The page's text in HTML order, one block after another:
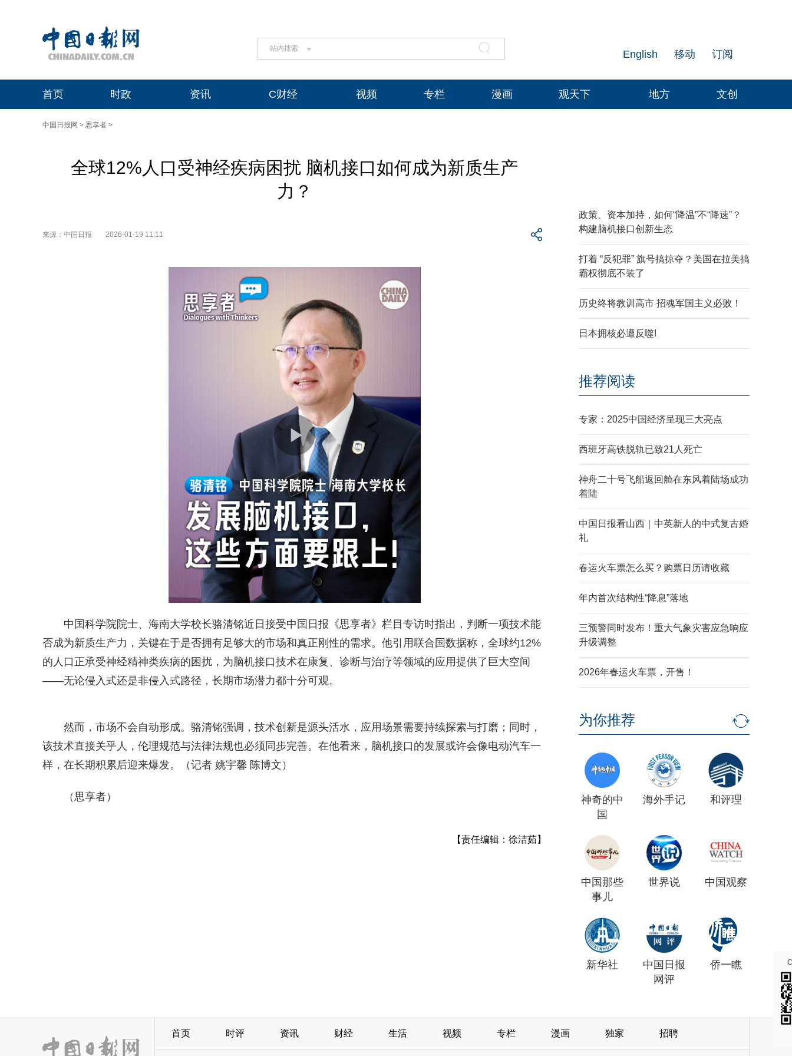
站内搜索 订阅
移动
English
首页 时政 资讯 C财经 视频 专栏 漫画 观天下 地方 文创
中国日报网 > 思享者 >
全球12%人口受神经疾病困扰 脑机接口如何成为新质生产
力？
来源：中国日报 2026-01-19 11:11
中国科学院院士、海南大学校长骆清铭近日接受中国日报《思享者》栏目专访时指出，判断一项技术能
否成为新质生产力，关键在于是否拥有足够大的市场和真正刚性的需求。他引用联合国数据称，全球约12%
的人口正承受神经精神类疾病的困扰，为脑机接口技术在康复、诊断与治疗等领域的应用提供了巨大空间
——无论侵入式还是非侵入式路径，长期市场潜力都十分可观。
然而，市场不会自动形成。骆清铭强调，技术创新是源头活水，应用场景需要持续探索与打磨；同时，
该技术直接关乎人，伦理规范与法律法规也必须同步完善。在他看来，脑机接口的发展或许会像电动汽车一
样，在长期积累后迎来爆发。（记者 姚宇馨 陈博文）
（思享者）
【责任编辑：徐洁茹】
政策、资本加持，如何“降温”不“降速”？
构建脑机接口创新生态
打着 “反犯罪” 旗号搞掠夺？美国在拉美搞
霸权彻底不装了
历史终将教训高市 招魂军国主义必败！
日本拥核必遭反噬!
推荐阅读
专家：2025中国经济呈现三大亮点
西班牙高铁脱轨已致21人死亡
神舟二十号飞船返回舱在东风着陆场成功
着陆
中国日报看山西｜中英新人的中式复古婚
礼
春运火车票怎么买？购票日历请收藏
年内首次结构性“降息”落地
三预警同时发布！重大气象灾害应急响应
升级调整
2026年春运火车票，开售！
为你推荐
神奇的中
国
海外手记 和评理
中国那些
事儿
世界说 中国观察
新华社
中国日报
网评
侨一瞧
首页 时评 资讯 财经 生活 视频 专栏 漫画 独家 招聘